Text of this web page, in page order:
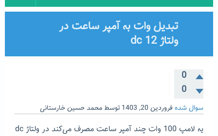
تبدیل وات به آمپر ساعت در
ولتاژ 12 dc
0
0
سوال شده فروردین 20, 1403 توسط محمد حسین خارستانی
یه لامپ 100 وات چند آمپر ساعت مصرف می‌کند در ولتاژ dc